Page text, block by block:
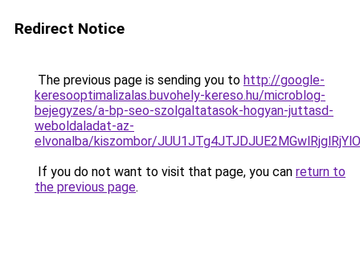
Redirect Notice
The previous page is sending you to http://google-
keresooptimalizalas.buvohely-kereso.hu/microblog-
bejegyzes/a-bp-seo-szolgaltatasok-hogyan-juttasd-
weboldaladat-az-
elvonalba/kiszombor/
If you do not want to visit that page, you can return to
the previous page.